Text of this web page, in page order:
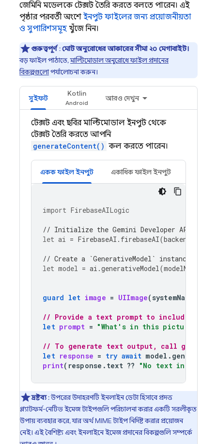
জেমিনিমডেলকে টেক্সট তৈরি করতে বলতে পারেন। এই
পৃষ্ঠার পরবর্তী অংশে ইনপুট ফাইলের জন্য প্রয়োজনীয়তা
ও সুপারিশসমূহ খুঁজে নিন।
গুরুত্বপূর্ণ:মোট অনুরোধের আকারের সীমা ২০ মেগাবাইট।
বড় ফাইল পাঠাতে,মাল্টিমোডাল অনুরোধে ফাইল প্রদানের
বিকল্পগুলোপর্যালোচনা করুন।
সুইফট
Kotlin
আরও দেখুন
টেক্সট এবং ছবির মাল্টিমোডাল ইনপুট থেকে
টেক্সট তৈরি করতে আপনি
generateContent() কল করতে পারেন।
একক ফাইল ইনপুট একাধিক ফাইল ইনপুট
import FirebaseAILogic
// Initialize the Gemini Developer API
let ai = FirebaseAI . firebaseAI(backend
// Create a `GenerativeModel` instance with
let model = ai .generativeModel(modelName
guard let image = UIImage( systemName
// Provide a text prompt to include with
let prompt = "What's in this picture?"
// To generate text output, call
let response = try await model .
print( response . text ?? "No text in
দ্রষ্টব্য: উপরের উদাহরণটি ইনলাইন ডেটা হিসাবে প্রদত্ত
প্ল্যাটফর্ম-নেটিভ ইমেজ টাইপগুলি পরিচালনা করার একটি সরলীকৃত
উপায় ব্যবহার করে, যার অর্থ MIME টাইপ নির্দিষ্ট করার প্রয়োজন
নেই। এই বৈশিষ্ট্য এবং ইনলাইনে ইমেজ প্রদানের বিকল্পগুলি সম্পর্কে